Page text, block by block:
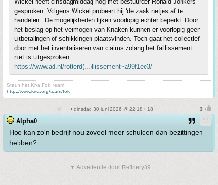
Wickel heeft dinsdagmiddag nog met bestuurder Ronald Jonkers
gesproken. Volgens Wickel probeert hij ‘de zaak netjes af te
handelen’. De mogelijkheden lijken voorlopig echter beperkt. Door
het beslag op het vermogen van Knaken kunnen er voorlopig geen
uitbetalingen of schikkingen plaatsvinden. Toch gaat het collectief
door met het inventariseren van claims zolang het faillissement
niet is uitgesproken.
https://www.ad.nl/rotterd(...)llissement~a99f1ee3/
Steun het Kiva Fok! team!
http://www.kiva.org/team/fok
• dinsdag 30 juni 2026 @ 22:18 • 18
Alpha0
Hoe kan zo'n bedrijf nou zoveel meer schulden dan bezittingen
hebben?
▼ Advertentie door Refinery89